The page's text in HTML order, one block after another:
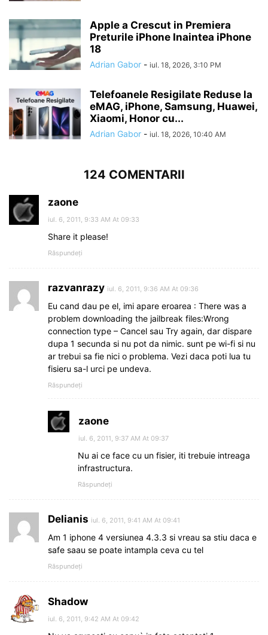
Apple a Crescut in Premiera
Preturile iPhone Inaintea iPhone
18
Adrian Gabor - iul. 18, 2026, 3:10 PM
Telefoanele Resigilate Reduse la
eMAG, iPhone, Samsung, Huawei,
Xiaomi, Honor cu...
Adrian Gabor - iul. 18, 2026, 10:40 AM
124 COMENTARII
zaone
iul. 6, 2011, 9:33 AM At 09:33
Share it please!
Răspundeți
razvanrazy iul. 6, 2011, 9:36 AM At 09:36
Eu cand dau pe el, imi apare eroarea : There was a
problem downloading the jailbreak files:Wrong
connection type – Cancel sau Try again, dar dispare
dupa 1 secunda si nu pot da nimic. sunt pe wi-fi si nu
ar trebui sa fie nici o problema. Vezi daca poti lua tu
fisieru sa-l urci pe undeva.
Răspundeți
zaone
iul. 6, 2011, 9:37 AM At 09:37
Nu ai ce face cu un fisier, iti trebuie intreaga
infrastructura.
Răspundeți
Delianis iul. 6, 2011, 9:41 AM At 09:41
Am 1 iphone 4 versiunea 4.3.3 si vreau sa stiu daca e
safe saau se poate intampla ceva cu tel
Răspundeți
Shadow
iul. 6, 2011, 9:42 AM At 09:42